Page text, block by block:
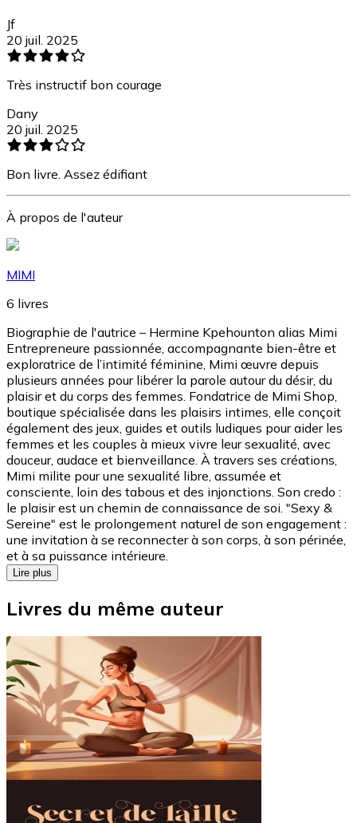
Jf
20 juil. 2025
Très instructif bon courage
Dany
20 juil. 2025
Bon livre. Assez édifiant
À propos de l'auteur
MIMI
6 livres
Biographie de l'autrice – Hermine Kpehounton alias Mimi
Entrepreneure passionnée, accompagnante bien-être et
exploratrice de l’intimité féminine, Mimi œuvre depuis
plusieurs années pour libérer la parole autour du désir, du
plaisir et du corps des femmes. Fondatrice de Mimi Shop,
boutique spécialisée dans les plaisirs intimes, elle conçoit
également des jeux, guides et outils ludiques pour aider les
femmes et les couples à mieux vivre leur sexualité, avec
douceur, audace et bienveillance. À travers ses créations,
Mimi milite pour une sexualité libre, assumée et
consciente, loin des tabous et des injonctions. Son credo :
le plaisir est un chemin de connaissance de soi. "Sexy &
Sereine" est le prolongement naturel de son engagement :
une invitation à se reconnecter à son corps, à son périnée,
et à sa puissance intérieure.
Lire plus
Livres du même auteur